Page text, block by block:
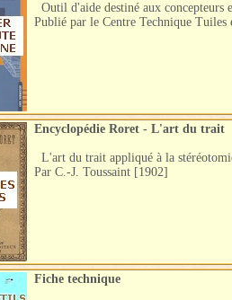
Outil d'aide destiné aux concepteurs
Publié par le Centre Technique
Encyclopédie Roret - L'art du trait
L'art du trait appliqué à la
Par C.-J. Toussaint [1902]
Fiche technique